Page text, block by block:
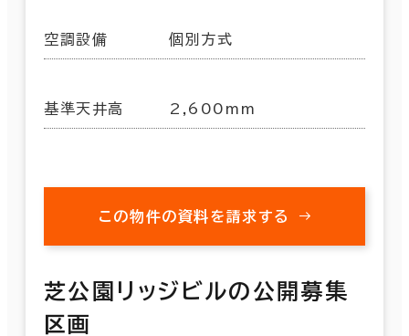
空調設備 個別方式
基準天井高 2,600mm
この物件の資料を請求する
芝公園リッジビルの公開募集
区画